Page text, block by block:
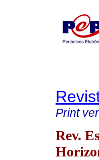
Print
Rev.